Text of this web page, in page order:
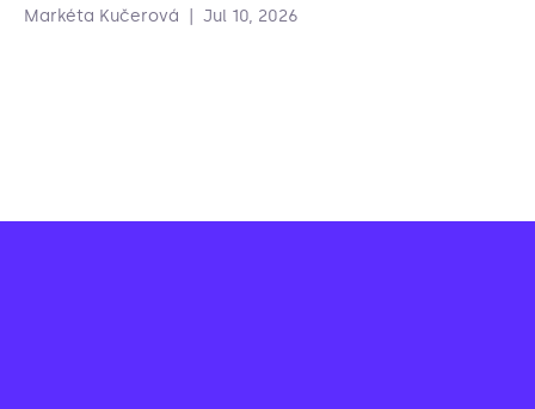
Markéta Kučerová Jul 10, 2026